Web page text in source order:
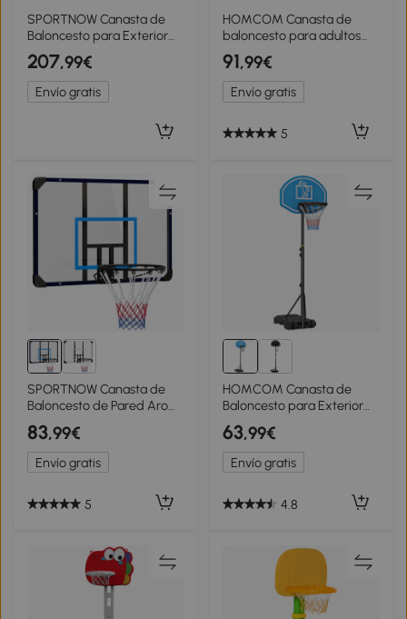
SPORTNOW Canasta de
Baloncesto para Exterior
Ajustable de 150-305 cm
con Ruedas Base
Rellenable y Sistema de
Retorno Negro
207,99€
Envío gratis
HOMCOM Canasta de
baloncesto para adultos
con tablero de PVC
ajustable 210-260cm
ruedas integradas Blanco
91,99€
Envío gratis
5
SPORTNOW Canasta de
Baloncesto de Pared Aro
de Baloncesto para
Exterior 113x61x73 cm Azul
y Negro
83,99€
Envío gratis
5
HOMCOM Canasta de
Baloncesto para Exterior
Altura Ajustable 160-210
cm con Ruedas y Base
Rellenable 76x48x254 cm
Negro
63,99€
Envío gratis
4.8